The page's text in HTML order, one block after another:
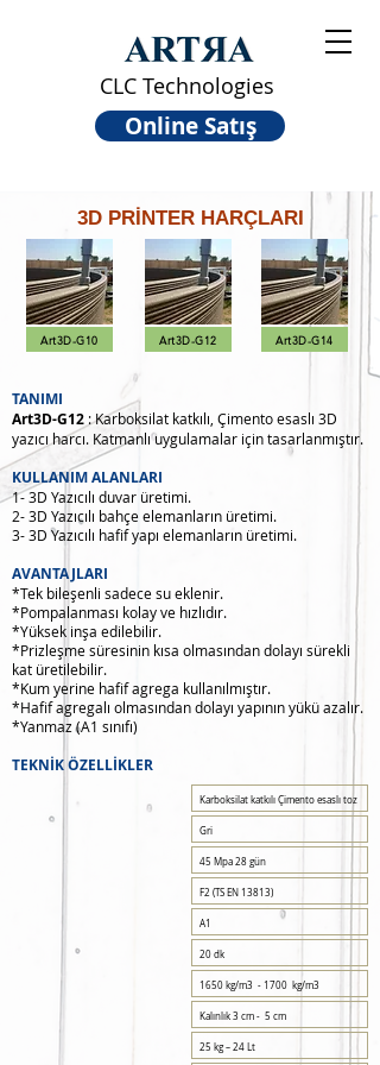
CLC Technologies
Online Satış
3D PRİNTER HARÇLARI
Art3D-G10 Art3D-G12 Art3D-G14
TANIMI
Art3D-G12 : Karboksilat katkılı, Çimento esaslı 3D
yazıcı harcı. Katmanlı uygulamalar için tasarlanmıştır.
KULLANIM ALANLARI
1- 3D Yazıcılı duvar üretimi.
2- 3D Yazıcılı bahçe elemanların üretimi.
3- 3D Yazıcılı hafif yapı elemanların üretimi.
AVANTAJLARI
*Tek bileşenli sadece su eklenir.
*Pompalanması kolay ve hızlıdır.
*Yüksek inşa edilebilir.
*Prizleşme süresinin kısa olmasından dolayı sürekli
kat üretilebilir.
*Kum yerine hafif agrega kullanılmıştır.
*Hafif agregalı olmasından dolayı yapının yükü azalır.
*Yanmaz (A1 sınıfı)
TEKNİK ÖZELLİKLER
Karboksilat katkılı Çimento esaslı toz
Gri
45 Mpa 28 gün
F2 (TS EN 13813)
A1
20 dk
1650 kg/m3 - 1700 kg/m3
Kalınlık 3 cm - 5 cm
25 kg – 24 Lt